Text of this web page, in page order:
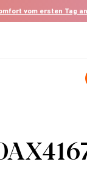
vom ersten Tag an